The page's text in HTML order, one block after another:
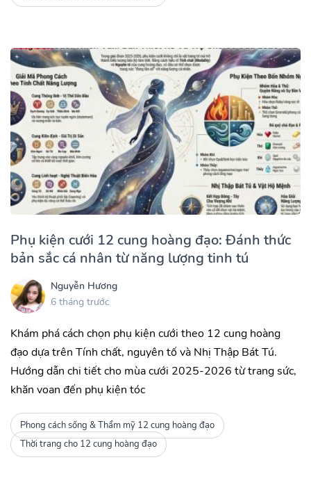
Phụ kiện cưới 12 cung hoàng đạo: Đánh thức
bản sắc cá nhân từ năng lượng tinh tú
Nguyễn Hương
6 tháng trước
Khám phá cách chọn phụ kiện cưới theo 12 cung hoàng
đạo dựa trên Tính chất, nguyên tố và Nhị Thập Bát Tú.
Hướng dẫn chi tiết cho mùa cưới 2025-2026 từ trang sức,
khăn voan đến phụ kiện tóc
Phong cách sống & Thẩm mỹ 12 cung hoàng đạo
Thời trang cho 12 cung hoàng đạo